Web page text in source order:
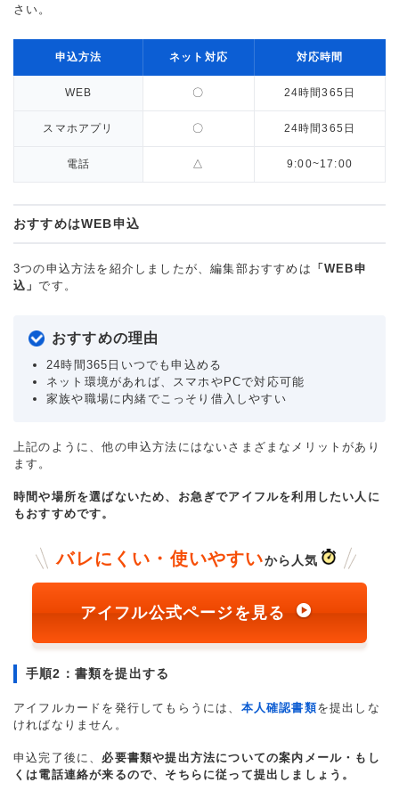
さい。
申込方法 ネット対応 対応時間
WEB 〇 24時間365日
スマホアプリ 〇 24時間365日
電話 △ 9:00~17:00
おすすめはWEB申込
3つの申込方法を紹介しましたが、編集部おすすめは 「WEB申
込」です。
おすすめの理由
24時間365日いつでも申込める
ネット環境があれば、スマホやPCで対応可能
家族や職場に内緒でこっそり借入しやすい
上記のように、他の申込方法にはないさまざまなメリットがあり
ます。
時間や場所を選ばないため、お急ぎでアイフルを利用したい人に
もおすすめです。
バレにくい・使いやすいから人気
アイフル公式ページを見る
手順2：書類を提出する
アイフルカードを発行してもらうには、 本人確認書類を提出しな
ければなりません。
申込完了後に、 必要書類や提出方法についての案内メール・もし
くは電話連絡が来るので、そちらに従って提出しましょう。